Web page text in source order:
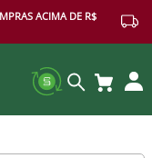
ACIMA DE R$